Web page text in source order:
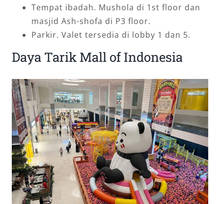
Tempat ibadah. Mushola di 1st floor dan
masjid Ash-shofa di P3 floor.
Parkir. Valet tersedia di lobby 1 dan 5.
Daya Tarik Mall of Indonesia